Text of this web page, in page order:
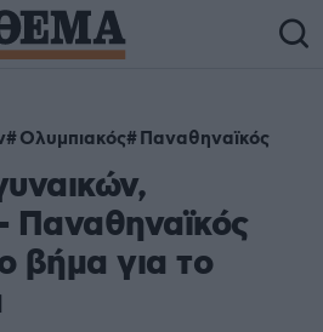
Ολυμπιακός Παναθηναϊκός
Παναθηναϊκός
βήμα για το